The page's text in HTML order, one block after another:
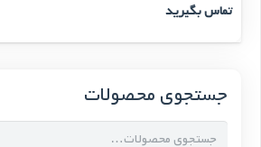
جستجوی محصولات
جستجو
تماس بگیرید